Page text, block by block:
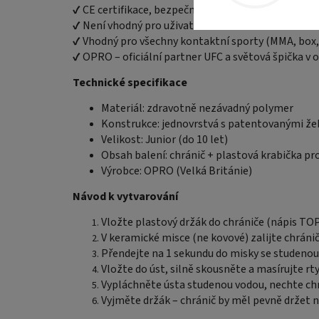
✔ CE certifikace, bezpečný a bez latexu
✔ Není vhodný pro uživatele fixních rovnátek
✔ Vhodný pro všechny kontaktní sporty (MMA,
✔ OPRO – oficiální partner UFC a světová špička v
Technické specifikace
Materiál: zdravotně nezávadný polymer
Konstrukce: jednovrstvá s patentovanými
Velikost: Junior (do 10 let)
Obsah balení: chránič + plastová krabička
Výrobce: OPRO (Velká Británie)
Návod k vytvarování
Vložte plastový držák do chrániče (nápis
V keramické misce (ne kovové) zalijte
Přendejte na 1 sekundu do misky se
Vložte do úst, silně skousněte a masírujte
Vypláchněte ústa studenou vodou, nechte
Vyjměte držák – chránič by měl pevně držet